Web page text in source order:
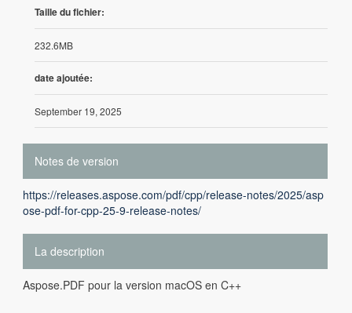
Taille du fichier:
232.6MB
date ajoutée:
September 19, 2025
Notes de version
https://releases.aspose.com/pdf/cpp/release-notes/2025/asp
ose-pdf-for-cpp-25-9-release-notes/
La description
Aspose.PDF pour la version macOS en C++